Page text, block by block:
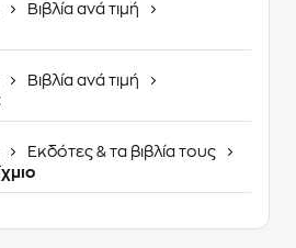
Βιβλία ανά τιμή
Βιβλία ανά τιμή
Εκδότες & τα βιβλία τους